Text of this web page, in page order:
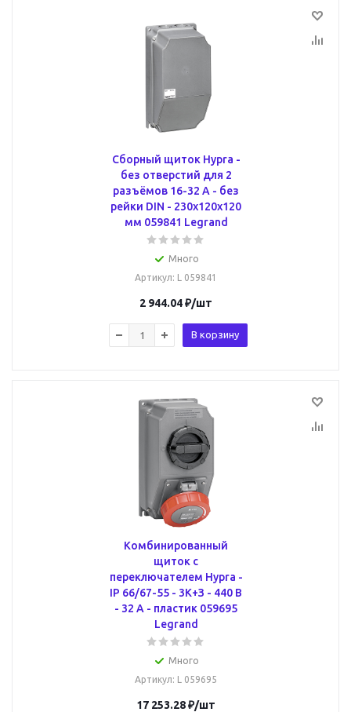
Сборный щиток Hypra -
без отверстий для 2
разъёмов 16-32 А - без
рейки DIN - 230x120x120
мм 059841 Legrand
Много
Артикул: L 059841
2 944.04₽/шт
В корзину
Комбинированный
щиток с
переключателем Hypra -
IP 66/67-55 - 3К+З - 440 В
- 32 А - пластик 059695
Legrand
Много
Артикул: L 059695
17 253.28₽/шт